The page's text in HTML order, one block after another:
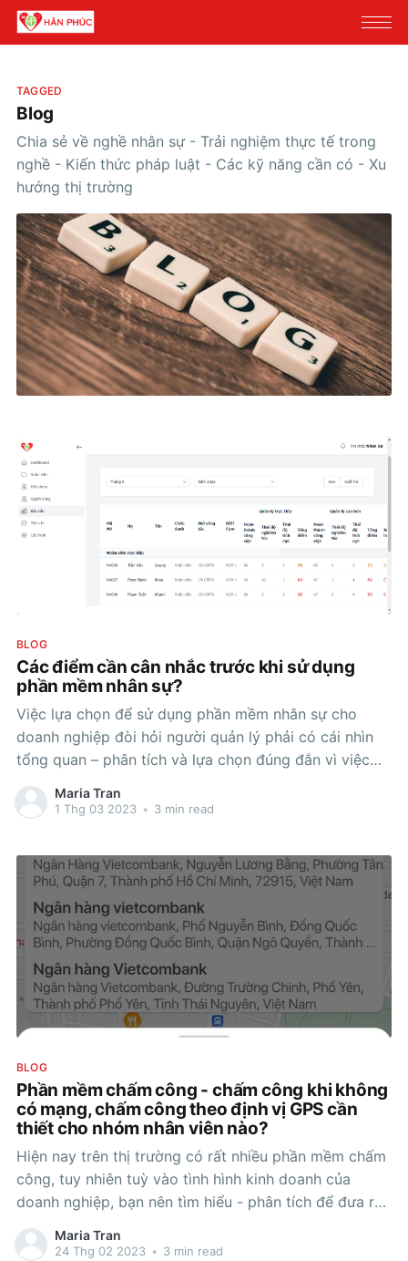
TAGGED
Blog
Chia sẻ về nghề nhân sự - Trải nghiệm thực tế trong
nghề - Kiến thức pháp luật - Các kỹ năng cần có - Xu
hướng thị trường
BLOG
Các điểm cần cân nhắc trước khi sử dụng
phần mềm nhân sự?
Việc lựa chọn để sử dụng phần mềm nhân sự cho
doanh nghiệp đòi hỏi người quản lý phải có cái nhìn
tổng quan – phân tích và lựa chọn đúng đắn vì việc
chọn đúng phần mềm không chỉ mang lại giá trị hữu
ích nhất định cho doanh nghiệp
Maria Tran
1 Thg 03 2023 • 3 min read
BLOG
Phần mềm chấm công - chấm công khi không
có mạng, chấm công theo định vị GPS cần
thiết cho nhóm nhân viên nào?
Hiện nay trên thị trường có rất nhiều phần mềm chấm
công, tuy nhiên tuỳ vào tình hình kinh doanh của
doanh nghiệp, bạn nên tìm hiểu - phân tích để đưa ra
quyết định đúng đắn cho việc lựa chọn phần mềm
chấm công phù hợp với mô hình kinh
Maria Tran
24 Thg 02 2023 • 3 min read